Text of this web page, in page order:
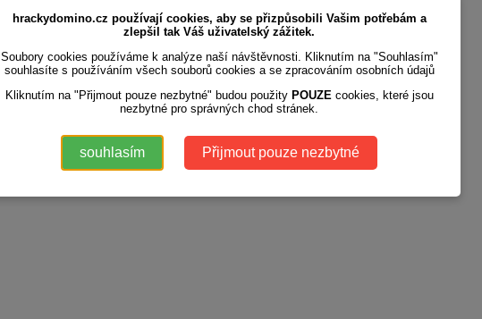
hrackydomino.cz používají cookies, aby se přizpůsobili Vašim potřebám a
zlepšil tak Váš uživatelský zážitek.
Soubory cookies používáme k analýze naší návštěvnosti. Kliknutím na "Souhlasím"
souhlasíte s používáním všech souborů cookies a se zpracováním osobních údajů
Kliknutím na "Přijmout pouze nezbytné" budou použity POUZE cookies, které jsou
nezbytné pro správných chod stránek.
souhlasím Přijmout pouze nezbytné